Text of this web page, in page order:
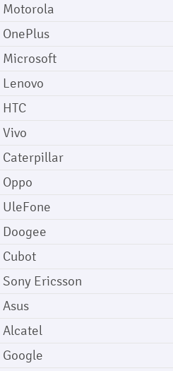
Motorola
OnePlus
Microsoft
Lenovo
HTC
Vivo
Caterpillar
Oppo
UleFone
Doogee
Cubot
Sony Ericsson
Asus
Alcatel
Google